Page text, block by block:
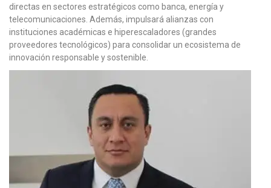
directas en sectores estratégicos como banca, energía y
telecomunicaciones. Además, impulsará alianzas con
instituciones académicas e hiperescaladores (grandes
proveedores tecnológicos) para consolidar un ecosistema de
innovación responsable y sostenible.